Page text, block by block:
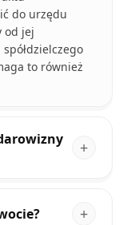
do urzędu
od jej
to również